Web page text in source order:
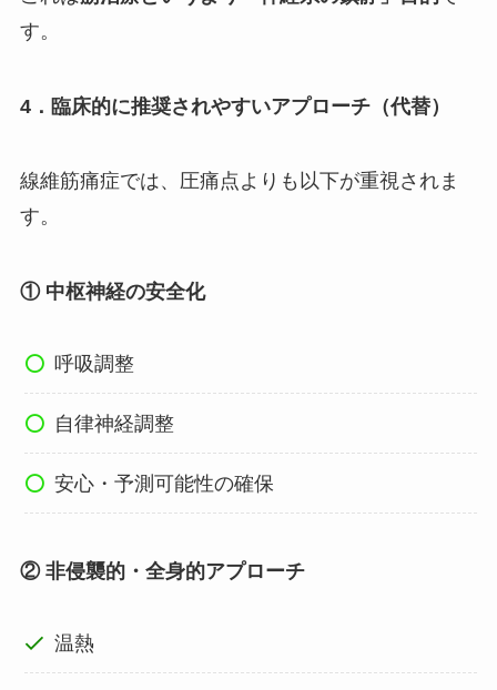
す。
4．臨床的に推奨されやすいアプローチ（代替）
線維筋痛症では、圧痛点よりも以下が重視されま
す。
① 中枢神経の安全化
呼吸調整
自律神経調整
安心・予測可能性の確保
② 非侵襲的・全身的アプローチ
温熱